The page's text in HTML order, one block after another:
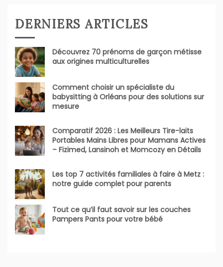
DERNIERS ARTICLES
Découvrez 70 prénoms de garçon métisse
aux origines multiculturelles
Comment choisir un spécialiste du
babysitting à Orléans pour des solutions sur
mesure
Comparatif 2026 : Les Meilleurs Tire-laits
Portables Mains Libres pour Mamans Actives
– Fizimed, Lansinoh et Momcozy en Détails
Les top 7 activités familiales à faire à Metz :
notre guide complet pour parents
Tout ce qu’il faut savoir sur les couches
Pampers Pants pour votre bébé